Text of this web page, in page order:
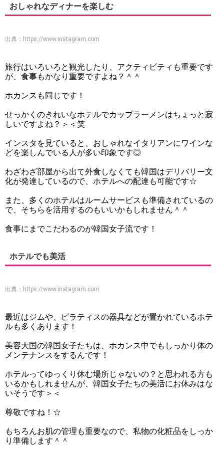
おしゃれなディナーを楽しむ
出典： https://www.instagram.com
旅行はいろいろと観光したり、アクティビティも重要です
が、食事もかなり重要ですよね？＾＾
ホカンスも同じです！
せっかくのきれいなホテルでカップラーメンはちょっと寂
しいですよね？＞＜笑
インスタを見ていると、おしゃれなイタリアンにワインな
どを楽しんでいる人が多い印象です◎
わざわざ部屋から出て外食しなくても韓国はデリバリー文
化が発達しているので、ホテルへの配達も可能です☆
また、多くのホテルはルームサービスも準備されているの
で、そちらを活用するのもいいかもしれません＾＾
食事にまでこだわるのが韓国女子流です！
ホテルでも美活
出典： https://www.instagram.com
最近はジムや、ピラティスの器具などが置かれているホテ
ルも多くあります！
美容大国の韓国女子たちは、ホカンス中でもしっかり体の
メンテナンスをするんです！
ホテルってゆっくり休む場所じゃないの？と思われる方も
いるかもしれませんが、韓国女子たちの美活にお休みはな
いそうです＞＜
尊敬ですね！☆
もちろんお肌の管理も重要なので、私物の化粧品をしっか
り準備します＾＾